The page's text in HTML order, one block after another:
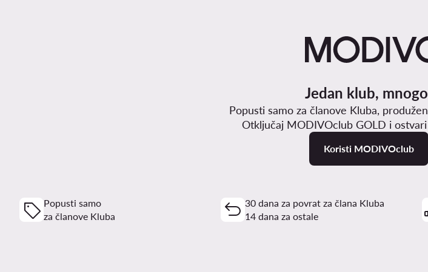
Jedan klub,
Popusti samo za članove Kluba,
Otključaj MODIVOclub GOLD i
Koristi MODIVOclub
Popusti samo
za članove Kluba
30 dana za povrat za člana Kluba
14 dana za ostale